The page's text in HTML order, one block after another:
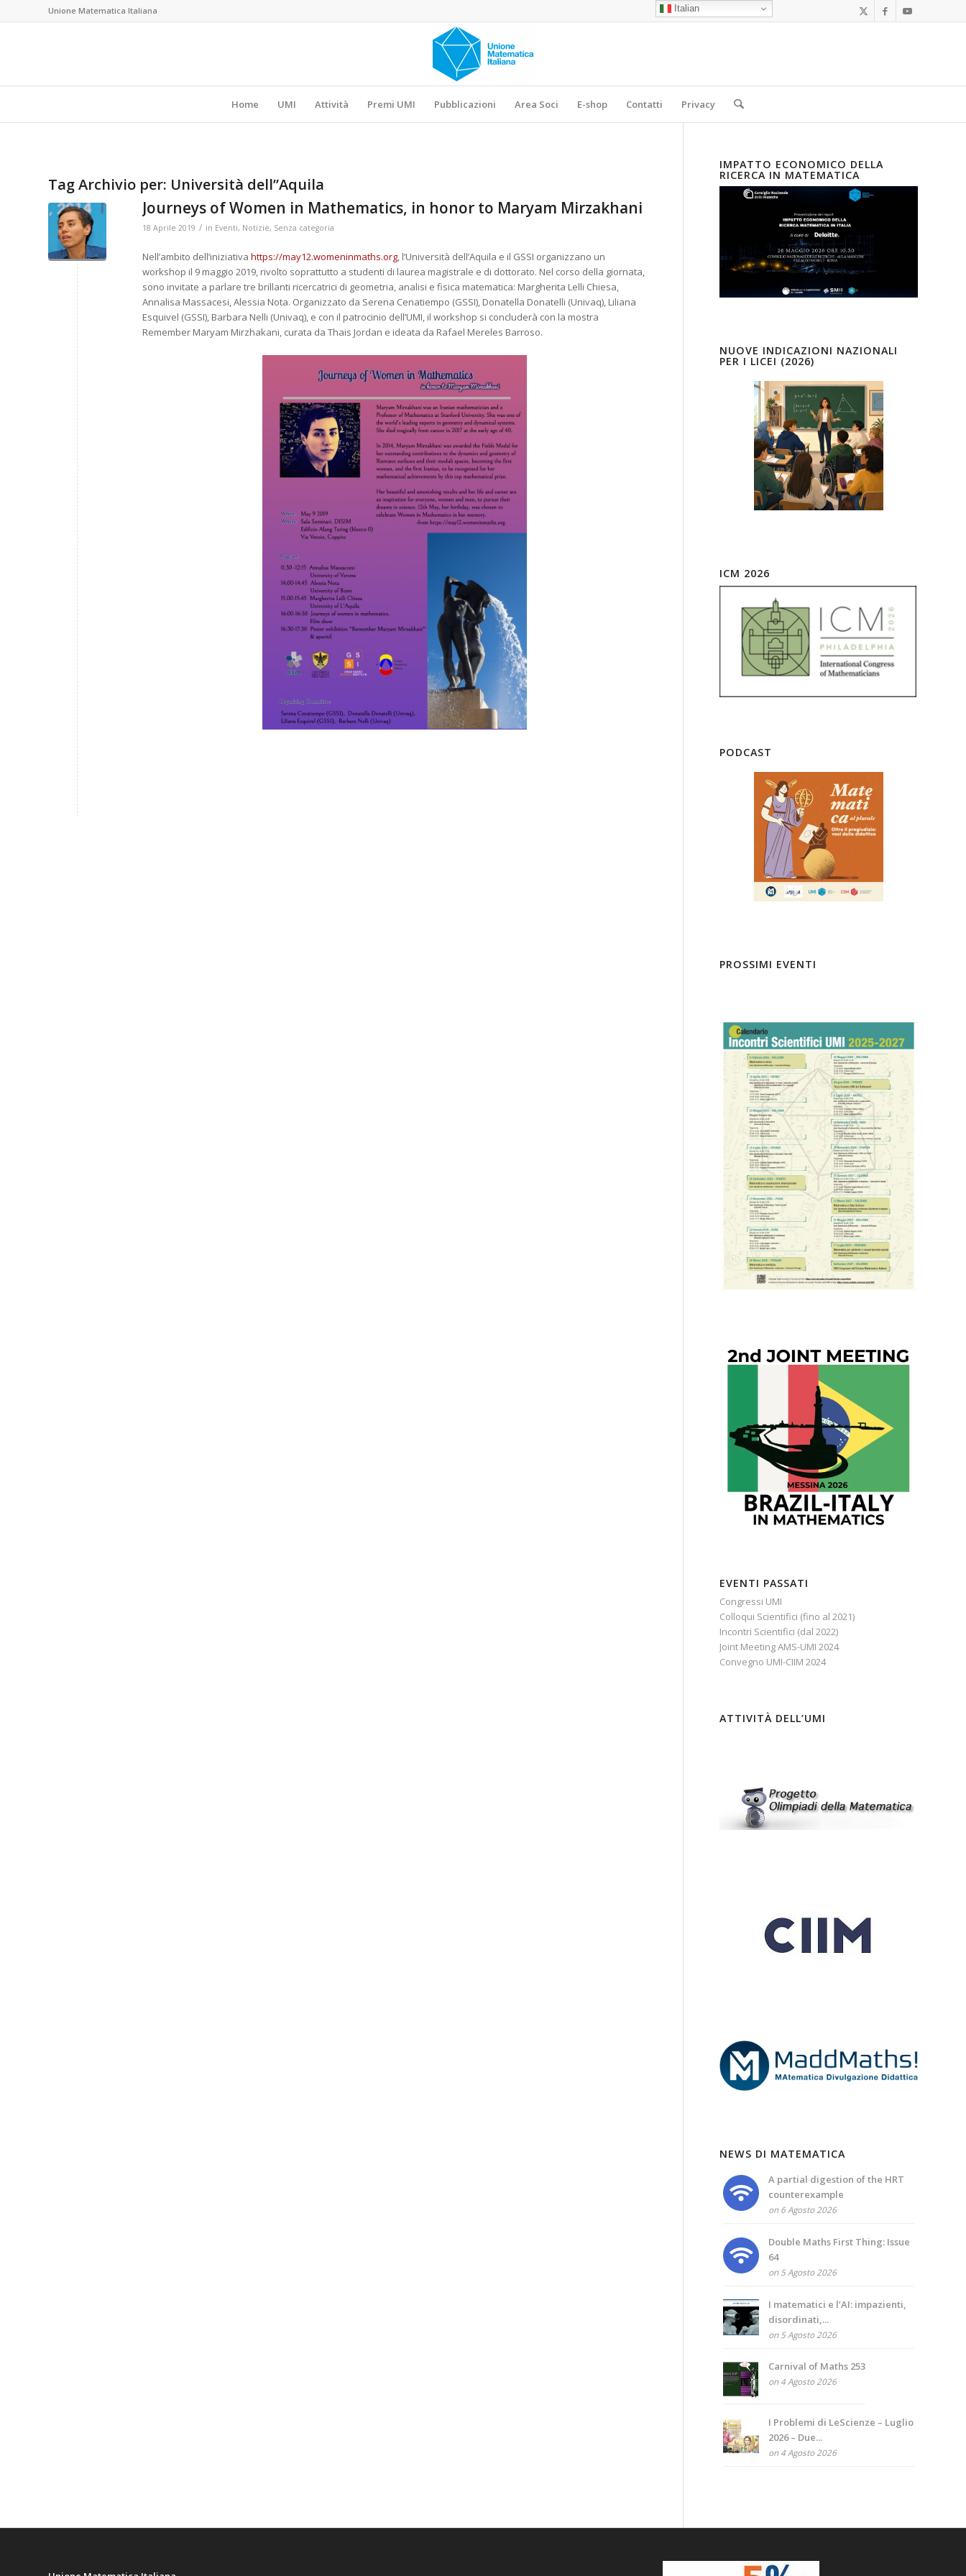
Unione Matematica Italiana
Home UMI Attività Premi UMI Pubblicazioni Area Soci E-shop Contatti Privacy
Tag Archivio per: Università dell”Aquila
Journeys of Women in Mathematics, in honor to Maryam Mirzakhani
18 Aprile 2019 / in Eventi, Notizie, Senza categoria
Nell’ambito dell’iniziativa https://may12.womeninmaths.org, l’Università dell’Aquila e il GSSI organizzano un
workshop il 9 maggio 2019, rivolto soprattutto a studenti di laurea magistrale e di dottorato. Nel corso della giornata,
sono invitate a parlare tre brillanti ricercatrici di geometria, analisi e fisica matematica: Margherita Lelli Chiesa,
Annalisa Massacesi, Alessia Nota. Organizzato da Serena Cenatiempo (GSSI), Donatella Donatelli (Univaq), Liliana
Esquivel (GSSI), Barbara Nelli (Univaq), e con il patrocinio dell’UMI, il workshop si concluderà con la mostra
Remember Maryam Mirzhakani, curata da Thais Jordan e ideata da Rafael Mereles Barroso.
IMPATTO ECONOMICO DELLA
RICERCA IN MATEMATICA
NUOVE INDICAZIONI NAZIONALI
PER I LICEI (2026)
ICM 2026
PODCAST
PROSSIMI EVENTI
EVENTI PASSATI
Congressi UMI
Colloqui Scientifici (fino al 2021)
Incontri Scientifici (dal 2022)
Joint Meeting AMS-UMI 2024
Convegno UMI-CIIM 2024
ATTIVITÀ DELL’UMI
NEWS DI MATEMATICA
A partial digestion of the HRT
counterexample
on 6 Agosto 2026
Double Maths First Thing: Issue
64
on 5 Agosto 2026
I matematici e l’AI: impazienti,
disordinati,...
on 5 Agosto 2026
Carnival of Maths 253
on 4 Agosto 2026
I Problemi di LeScienze – Luglio
2026 – Due...
on 4 Agosto 2026
Italian